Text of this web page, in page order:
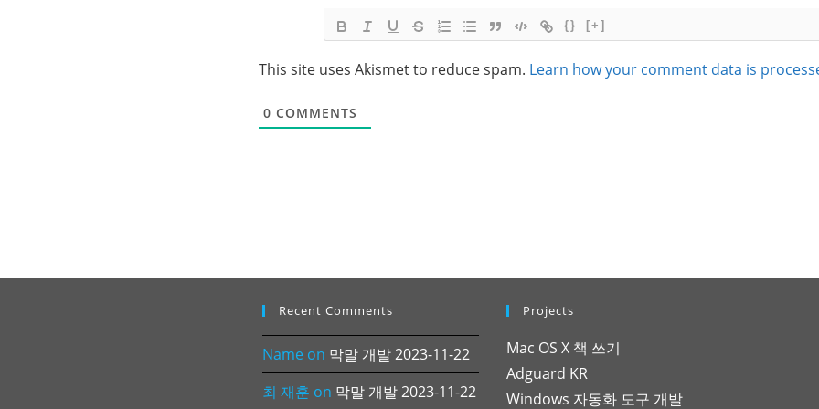
{} [+]
This site uses Akismet to reduce spam. Learn how your comment data is
0 COMMENTS
Recent Comments
Name on 막말 개발 2023-11-22
최 재훈 on 막말 개발 2023-11-22
Projects
Mac OS X 책 쓰기
Adguard KR
Windows 자동화 도구 개발